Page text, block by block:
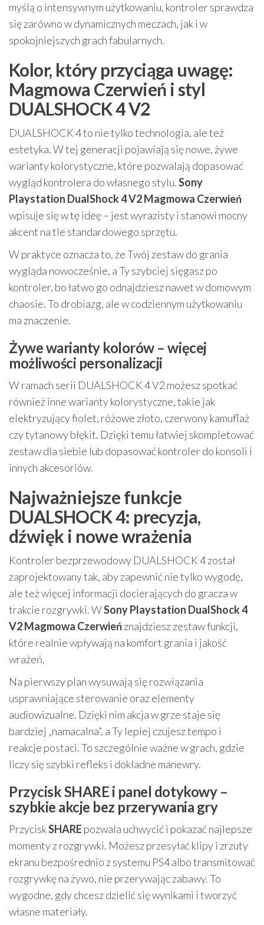
myślą o intensywnym użytkowaniu, kontroler sprawdza
się zarówno w dynamicznych meczach, jak i w
spokojniejszych grach fabularnych.
Kolor, który przyciąga uwagę:
Magmowa Czerwień i styl
DUALSHOCK 4 V2
DUALSHOCK 4 to nie tylko technologia, ale też
estetyka. W tej generacji pojawiają się nowe, żywe
warianty kolorystyczne, które pozwalają dopasować
wygląd kontrolera do własnego stylu.Sony
Playstation DualShock 4 V2 Magmowa Czerwień
wpisuje się w tę ideę – jest wyrazisty i stanowi mocny
akcent na tle standardowego sprzętu.
W praktyce oznacza to, że Twój zestaw do grania
wygląda nowocześnie, a Ty szybciej sięgasz po
kontroler, bo łatwo go odnajdziesz nawet w domowym
chaosie. To drobiazg, ale w codziennym użytkowaniu
ma znaczenie.
Żywe warianty kolorów – więcej
możliwości personalizacji
W ramach serii DUALSHOCK 4 V2 możesz spotkać
również inne warianty kolorystyczne, takie jak
elektryzujący fiolet, różowe złoto, czerwony kamuflaż
czy tytanowy błękit. Dzięki temu łatwiej skompletować
zestaw dla siebie lub dopasować kontroler do konsoli i
innych akcesoriów.
Najważniejsze funkcje
DUALSHOCK 4: precyzja,
dźwięk i nowe wrażenia
Kontroler bezprzewodowy DUALSHOCK 4 został
zaprojektowany tak, aby zapewnić nie tylko wygodę,
ale też więcej informacji docierających do gracza w
trakcie rozgrywki. WSony Playstation DualShock 4
V2 Magmowa Czerwieńznajdziesz zestaw funkcji,
które realnie wpływają na komfort grania i jakość
wrażeń.
Na pierwszy plan wysuwają się rozwiązania
usprawniające sterowanie oraz elementy
audiowizualne. Dzięki nim akcja w grze staje się
bardziej „namacalna”, a Ty lepiej czujesz tempo i
reakcje postaci. To szczególnie ważne w grach, gdzie
liczy się szybki refleks i dokładne manewry.
Przycisk SHARE i panel dotykowy –
szybkie akcje bez przerywania gry
PrzyciskSHARE pozwala uchwycić i pokazać najlepsze
momenty z rozgrywki. Możesz przesyłać klipy i zrzuty
ekranu bezpośrednio z systemu PS4 albo transmitować
rozgrywkę na żywo, nie przerywając zabawy. To
wygodne, gdy chcesz dzielić się wynikami i tworzyć
własne materiały.